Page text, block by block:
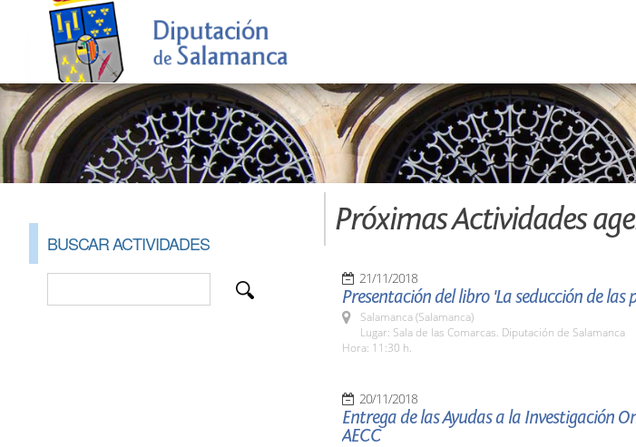
BUSCAR ACTIVIDADES
Próximas Actividades
21/11/2018
Presentación del libro 'La seducción de las
Salamanca (Salamanca)
Lugar: Sala de las Comarcas. Diputación de Salamanca
Hora: 11:30 h.
20/11/2018
Entrega de las Ayudas a la Investigación
AECC